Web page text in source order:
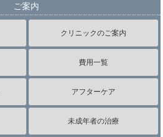
ご案内
クリニックのご案内
費用一覧
アフターケア
未成年者の治療